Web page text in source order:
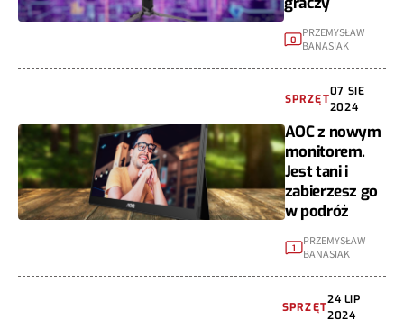
0
PRZEMYSŁAW
BANASIAK
SPRZĘT
07 SIE
2024
AOC z nowym
monitorem.
Jest tani i
zabierzesz go
w podróż
1
PRZEMYSŁAW
BANASIAK
SPRZĘT
24 LIP
2024